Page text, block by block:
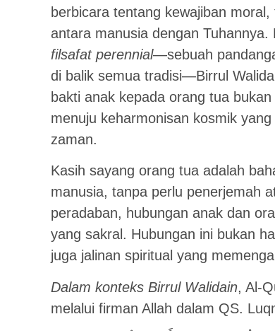
berbicara tentang kewajiban
antara manusia dengan
filsafat perennial—sebuah
di balik semua tradisi—Birrul
bakti anak kepada orang tua
menuju keharmonisan kosmik
zaman.
Kasih sayang orang tua adalah
manusia, tanpa perlu penerjemah
peradaban, hubungan anak dan
yang sakral. Hubungan ini bukan
juga jalinan spiritual yang
Dalam konteks Birrul Walidain, Al-
melalui firman Allah dalam QS.